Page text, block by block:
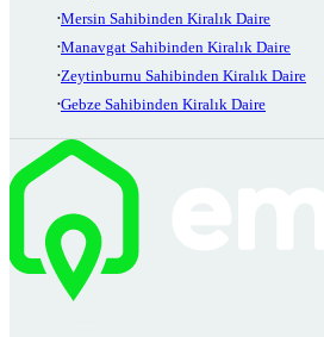
Mersin Sahibinden Kiralık Daire
Manavgat Sahibinden Kiralık Daire
Zeytinburnu Sahibinden Kiralık Daire
Gebze Sahibinden Kiralık Daire